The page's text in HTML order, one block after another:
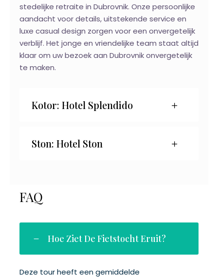
stedelijke retraite in Dubrovnik. Onze persoonlijke
aandacht voor details, uitstekende service en
luxe casual design zorgen voor een onvergetelijk
verblijf. Het jonge en vriendelijke team staat altijd
klaar om uw bezoek aan Dubrovnik onvergetelijk
te maken.
Kotor: Hotel Splendido
Ston: Hotel Ston
FAQ
Hoe Ziet De Fietstocht Eruit?
Deze tour heeft een gemiddelde